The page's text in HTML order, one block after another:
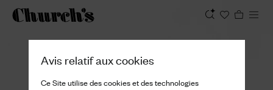
Avis relatif aux cookies
Ce Site utilise des cookies et des technologies
Afficher